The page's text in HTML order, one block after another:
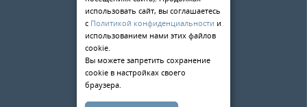
Услуги
Статьи
198084,г. Санкт-Петербург
тел.:+7 (812) 309-49-33
использовать сайт, вы соглашаетесь
с Политикой конфиденциальности и
использованием нами этих файлов
cookie.
Вы можете запретить сохранение
cookie в настройках своего
браузера.